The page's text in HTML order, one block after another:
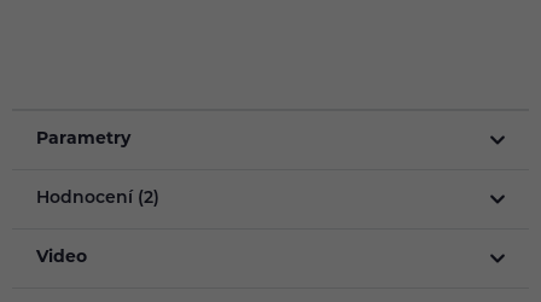
Parametry
Hodnocení (2)
Video